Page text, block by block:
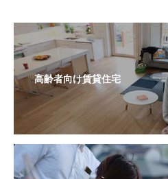
高齢者向け賃貸住宅